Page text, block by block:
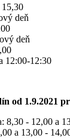
deň
deň
12:00-12:30
od 1.9.2021
8,30 - 12,00 a
a 13,00 -